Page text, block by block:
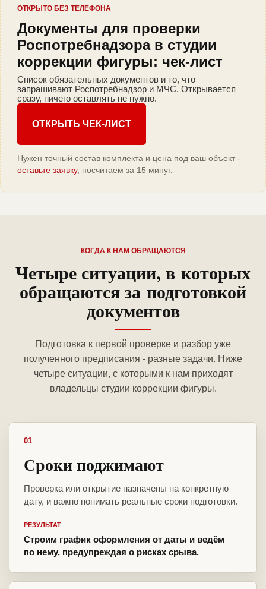
ОТКРЫТО БЕЗ ТЕЛЕФОНА
Документы для проверки
Роспотребнадзора в студии
коррекции фигуры: чек-лист
Список обязательных документов и то, что
запрашивают Роспотребнадзор и МЧС. Открывается
сразу, ничего оставлять не нужно.
ОТКРЫТЬ ЧЕК-ЛИСТ
Нужен точный состав комплекта и цена под ваш объект -
оставьте заявку, посчитаем за 15 минут.
КОГДА К НАМ ОБРАЩАЮТСЯ
Четыре ситуации, в которых
обращаются за подготовкой
документов
Подготовка к первой проверке и разбор уже
полученного предписания - разные задачи. Ниже
четыре ситуации, с которыми к нам приходят
владельцы студии коррекции фигуры.
01
Сроки поджимают
Проверка или открытие назначены на конкретную
дату, и важно понимать реальные сроки подготовки.
РЕЗУЛЬТАТ
Строим график оформления от даты и ведём
по нему, предупреждая о рисках срыва.